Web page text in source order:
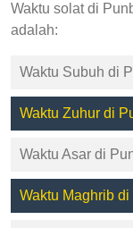
Waktu solat di
adalah:
Waktu Subuh di
Waktu Zuhur di
Waktu Asar di
Waktu Maghrib